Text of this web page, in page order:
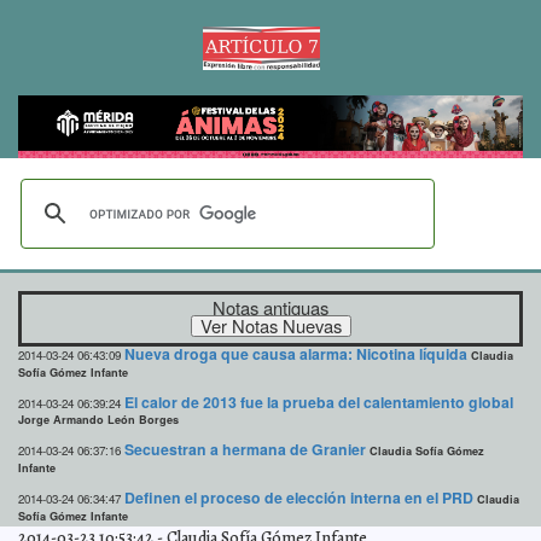
Notas antiguas
2014-03-24 06:43:09 Nueva droga que causa alarma: Nicotina líquida Claudia
Sofía Gómez Infante
2014-03-24 06:39:24 El calor de 2013 fue la prueba del calentamiento global
Jorge Armando León Borges
2014-03-24 06:37:16 Secuestran a hermana de Granier Claudia Sofía Gómez
Infante
2014-03-24 06:34:47 Definen el proceso de elección interna en el PRD Claudia
Sofía Gómez Infante